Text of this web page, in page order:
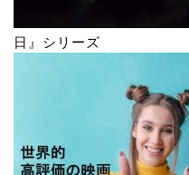
日』シリーズ